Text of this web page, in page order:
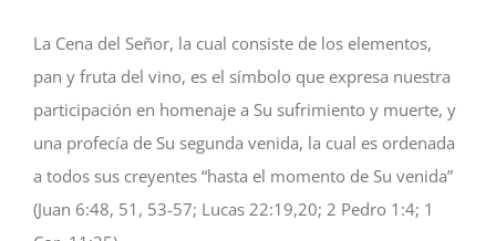
La Cena del Señor, la cual consiste de los elementos,
pan y fruta del vino, es el símbolo que expresa nuestra
participación en homenaje a Su sufrimiento y muerte, y
una profecía de Su segunda venida, la cual es ordenada
a todos sus creyentes “hasta el momento de Su venida”
(Juan 6:48, 51, 53-57; Lucas 22:19,20; 2 Pedro 1:4; 1